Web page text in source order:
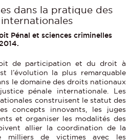
dans la pratique des
Pénal et sciences criminelles
de participation et du droit à
l’évolution la plus remarquable
le domaine des droits nationaux
pénale internationale. Les
construisent le statut des
concepts innovants, les juges
et organiser les modalités des
allier la coordination de la
milliers de victimes avec les